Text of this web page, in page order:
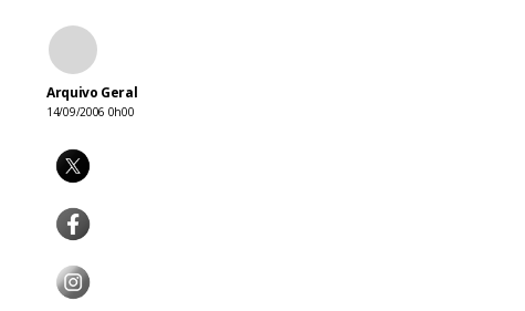
Arquivo Geral
14/09/2006 0h00